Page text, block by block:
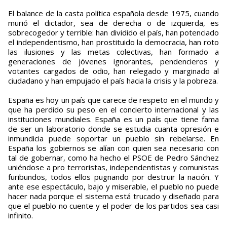
El balance de la casta política española desde 1975, cuando
murió el dictador, sea de derecha o de izquierda, es
sobrecogedor y terrible: han dividido el país, han potenciado
el independentismo, han prostituido la democracia, han roto
las ilusiones y las metas colectivas, han formado a
generaciones de jóvenes ignorantes, pendencieros y
votantes cargados de odio, han relegado y marginado al
ciudadano y han empujado el país hacia la crisis y la pobreza.
España es hoy un país que carece de respeto en el mundo y
que ha perdido su peso en el concierto internacional y las
instituciones mundiales. España es un país que tiene fama
de ser un laboratorio donde se estudia cuanta opresión e
inmundicia puede soportar un pueblo sin rebelarse. En
España los gobiernos se alían con quien sea necesario con
tal de gobernar, como ha hecho el PSOE de Pedro Sánchez
uniéndose a pro terroristas, independentistas y comunistas
furibundos, todos ellos pugnando por destruir la nación. Y
ante ese espectáculo, bajo y miserable, el pueblo no puede
hacer nada porque el sistema está trucado y diseñado para
que el pueblo no cuente y el poder de los partidos sea casi
infinito.